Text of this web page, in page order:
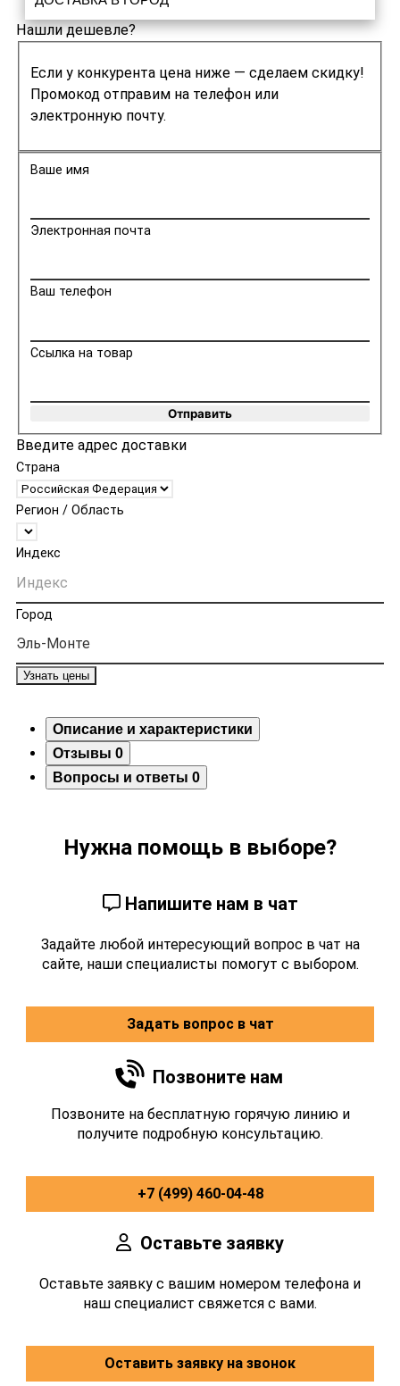
Нашли дешевле?
Если у конкурента цена ниже — сделаем скидку!
Промокод отправим на телефон или
электронную почту.
Ваше имя
Электронная почта
Ваш телефон
Ссылка на товар
Отправить
Введите адрес доставки
Страна
Регион / Область
Индекс
Город
Узнать цены
Описание и характеристики
Отзывы 0
Вопросы и ответы 0
Нужна помощь в выборе?
Напишите нам в чат
Задайте любой интересующий вопрос в чат на
сайте, наши специалисты помогут с выбором.
Задать вопрос в чат
Позвоните нам
Позвоните на бесплатную горячую линию и
получите подробную консультацию.
+7 (499) 460-04-48
Оставьте заявку
Оставьте заявку с вашим номером телефона и
наш специалист свяжется с вами.
Оставить заявку на звонок